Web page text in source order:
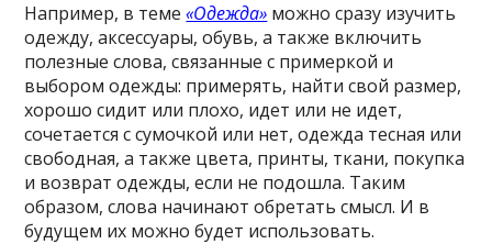
Например, в теме«Одежда» можно сразу изучить
одежду, аксессуары, обувь, а также включить
полезные слова, связанные с примеркой и
выбором одежды: примерять, найти свой размер,
хорошо сидит или плохо, идет или не идет,
сочетается с сумочкой или нет, одежда тесная или
свободная, а также цвета, принты, ткани, покупка
и возврат одежды, если не подошла. Таким
образом, слова начинают обретать смысл. И в
будущем их можно будет использовать.